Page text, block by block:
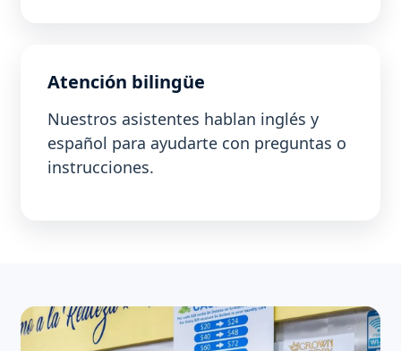
Atención bilingüe
Nuestros asistentes hablan inglés y
español para ayudarte con preguntas o
instrucciones.